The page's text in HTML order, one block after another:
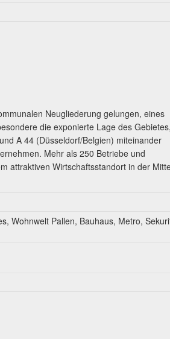
Neugliederung gelungen, eines
die exponierte Lage des
A 44 (Düsseldorf/Belgien) miteinander
Mehr als 250 Betriebe und
attraktiven Wirtschaftsstandort in der
Wohnwelt Pallen, Bauhaus, Metro,